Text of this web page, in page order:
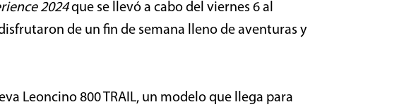
2024que se llevó a cabo del viernes 6 al
de un fin de semana lleno de aventuras y
Leoncino 800 TRAIL, un modelo que llega para